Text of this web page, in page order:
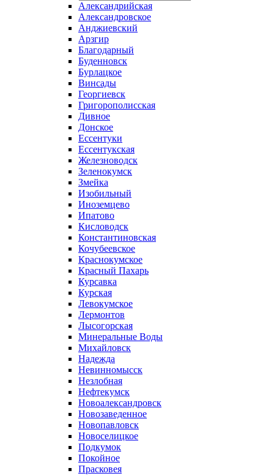
Александрийская
Александровское
Анджиевский
Арзгир
Благодарный
Буденновск
Бурлацкое
Винсады
Георгиевск
Григорополисская
Дивное
Донское
Ессентуки
Ессентукская
Железноводск
Зеленокумск
Змейка
Изобильный
Иноземцево
Ипатово
Кисловодск
Константиновская
Кочубеевское
Краснокумское
Красный Пахарь
Курсавка
Курская
Левокумское
Лермонтов
Лысогорская
Минеральные Воды
Михайловск
Надежда
Невинномысск
Незлобная
Нефтекумск
Новоалександровск
Новозаведенное
Новопавловск
Новоселицкое
Подкумок
Покойное
Прасковея